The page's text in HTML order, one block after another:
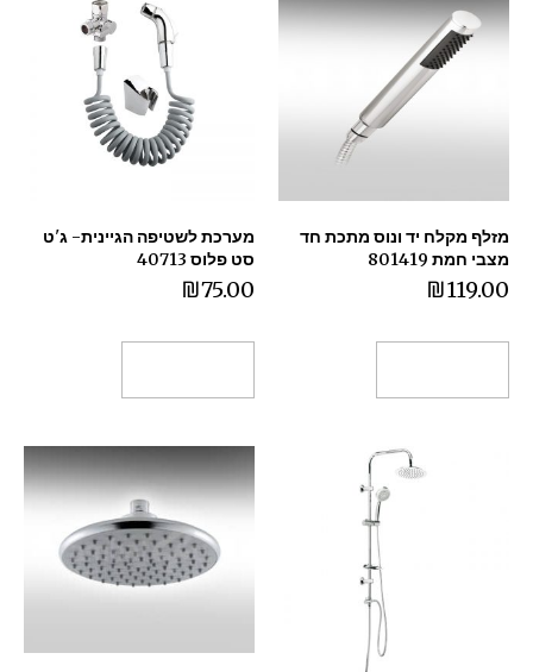
מזלף מקלח יד ונוס מתכת חד
מצבי חמת 801419
₪119.00
מערכת לשטיפה הגיינית- ג'ט
סט פלוס 40713
₪75.00